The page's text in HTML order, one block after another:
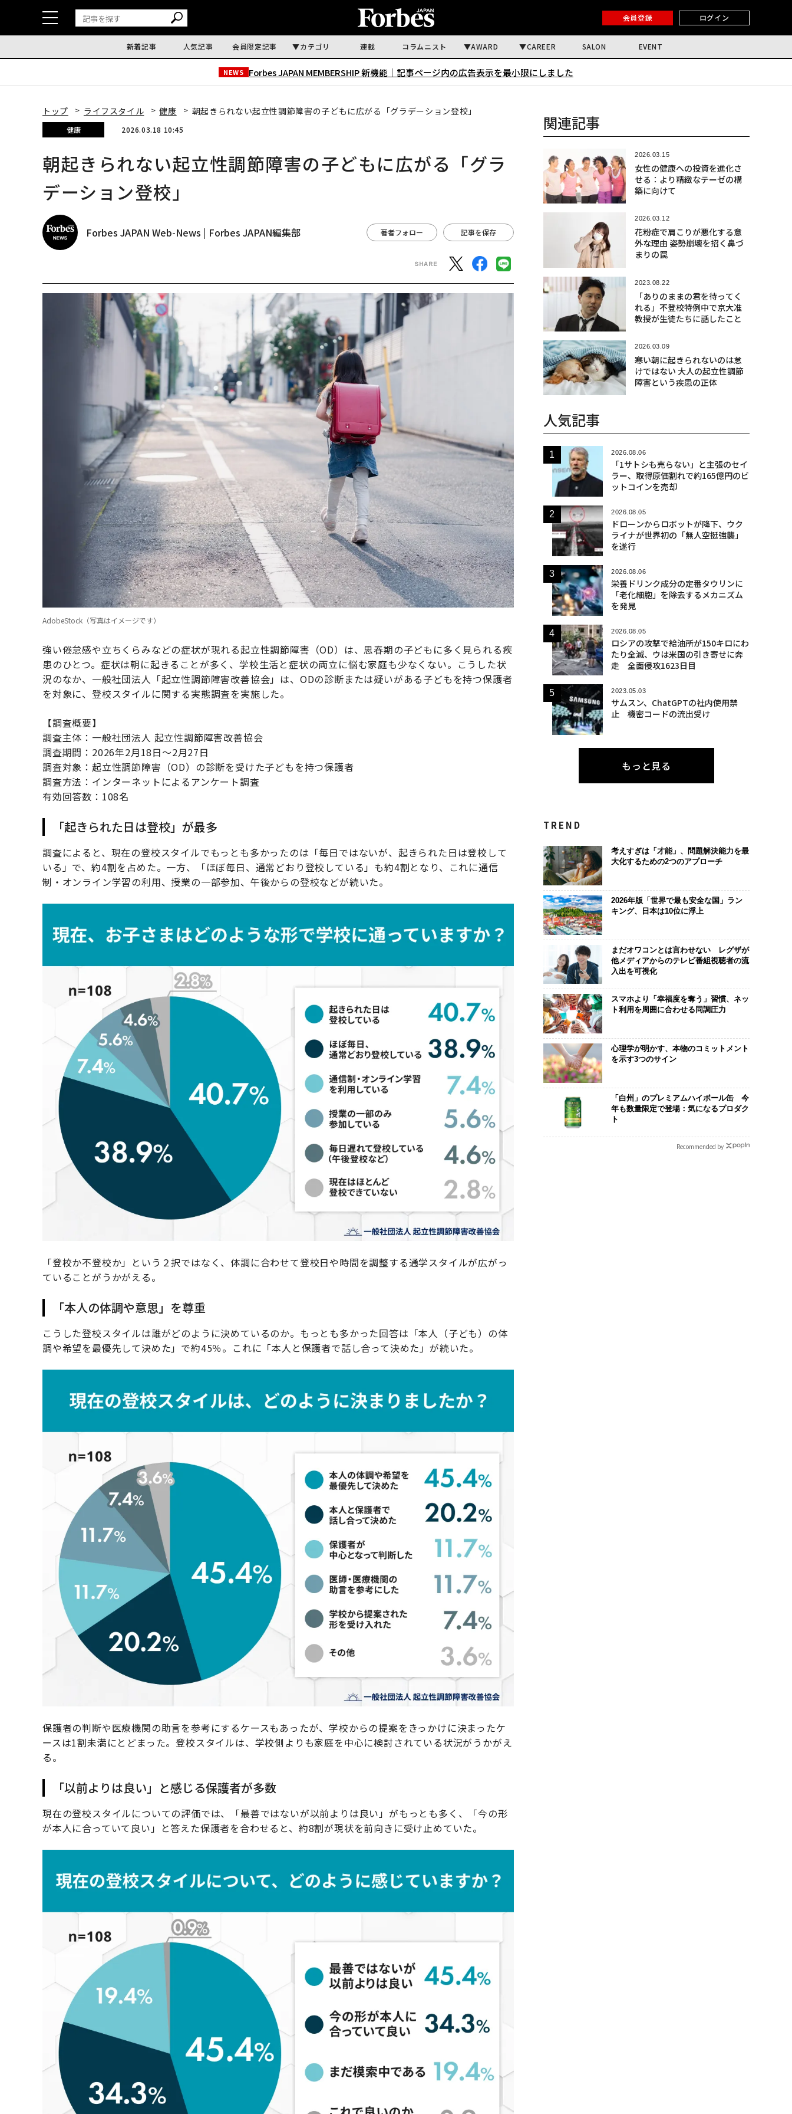
会員登録 ログイン
新着記事 人気記事 会員限定記事 カテゴリ 連載 コラムニスト AWARD CAREER SALON EVENT
NEWS Forbes JAPAN MEMBERSHIP 新機能｜ 記事ページ内の広告表示を最小限にしました
トップ ライフスタイル 健康 朝起きられない起立性調節障害の子どもに広がる「グラデーション登校」
健康 2026.03.18 10:45
朝起きられない起立性調節障害の子どもに広がる「グラ
デーション登校」
Forbes JAPAN Web-News | Forbes JAPAN編集部 著者フォロー 記事を保存
AdobeStock（写真はイメージです）
強い倦怠感や立ちくらみなどの症状が現れる起立性調節障害（OD）は、思春期の子どもに多く見られる疾
患のひとつ。症状は朝に起きることが多く、学校生活と症状の両立に悩む家庭も少なくない。こうした状
況のなか、一般社団法人「起立性調節障害改善協会」は、ODの診断または疑いがある子どもを持つ保護者
を対象に、登校スタイルに関する実態調査を実施した。
【調査概要】
調査主体：一般社団法人 起立性調節障害改善協会
調査期間：2026年2月18日～2月27日
調査対象：起立性調節障害（OD）の診断を受けた子どもを持つ保護者
調査方法：インターネットによるアンケート調査
有効回答数：108名
「起きられた日は登校」が最多
調査によると、現在の登校スタイルでもっとも多かったのは「毎日ではないが、起きられた日は登校して
いる」で、約4割を占めた。一方、「ほぼ毎日、通常どおり登校している」も約4割となり、これに通信
制・オンライン学習の利用、授業の一部参加、午後からの登校などが続いた。
「登校か不登校か」という２択ではなく、体調に合わせて登校日や時間を調整する通学スタイルが広がっ
ていることがうかがえる。
「本人の体調や意思」を尊重
こうした登校スタイルは誰がどのように決めているのか。もっとも多かった回答は「本人（子ども）の体
調や希望を最優先して決めた」で約45％。これに「本人と保護者で話し合って決めた」が続いた。
保護者の判断や医療機関の助言を参考にするケースもあったが、学校からの提案をきっかけに決まったケ
ースは1割未満にとどまった。登校スタイルは、学校側よりも家庭を中心に検討されている状況がうかがえ
る。
「以前よりは良い」と感じる保護者が多数
現在の登校スタイルについての評価では、「最善ではないが以前よりは良い」がもっとも多く、「今の形
が本人に合っていて良い」と答えた保護者を合わせると、約8割が現状を前向きに受け止めていた。
関連記事
2026.03.15
女性の健康への投資を進化さ
せる：より精緻なテーゼの構
築に向けて
2026.03.12
花粉症で肩こりが悪化する意
外な理由 姿勢崩壊を招く鼻づ
まりの罠
2023.08.22
「ありのままの君を待ってく
れる」不登校特例中で京大准
教授が生徒たちに話したこと
2026.03.09
寒い朝に起きられないのは怠
けではない 大人の起立性調節
障害という疾患の正体
人気記事
2026.08.06
「1サトシも売らない」と主張のセイ
ラー、取得原価割れで約165億円のビ
ットコインを売却
2026.08.05
ドローンからロボットが降下、ウク
ライナが世界初の「無人空挺強襲」
を遂行
2026.08.06
栄養ドリンク成分の定番タウリンに
「老化細胞」を除去するメカニズム
を発見
2026.08.05
ロシアの攻撃で給油所が150キロにわ
たり全滅、ウは米国の引き寄せに奔
走 全面侵攻1623日目
2023.05.03
サムスン、ChatGPTの社内使用禁
止 機密コードの流出受け
もっと見る
TREND
考えすぎは「才能」、問題解決能力を最
大化するための2つのアプローチ
2026年版「世界で最も安全な国」ラン
キング、日本は10位に浮上
まだオワコンとは言わせない レグザが
他メディアからのテレビ番組視聴者の流
入出を可視化
スマホより「幸福度を奪う」習慣、ネッ
ト利用を周囲に合わせる同調圧力
心理学が明かす、本物のコミットメント
を示す3つのサイン
「白州」のプレミアムハイボール缶 今
年も数量限定で登場：気になるプロダク
ト
Recommended by